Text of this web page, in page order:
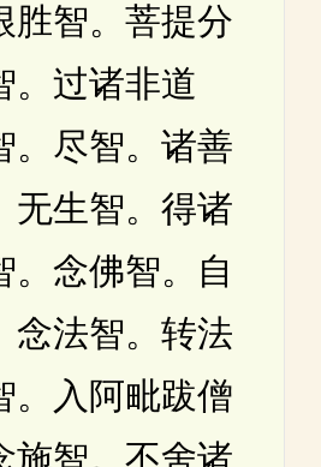
胜智。菩提分
。过诸非道
。尽智。诸善
无生智。得诸
。念佛智。自
念法智。转法
。入阿毗跋僧
施智。不舍诸